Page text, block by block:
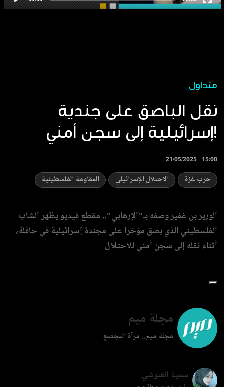
متداول
نقل الباصق على جندية
إسرائيلية إلى سجن أمني!
21/05/2025 - 15:00
حرب غزة الاحتلال الإسرائيلي المقاومة الفلسطينية
الوزير بن غفير وصفه بـ"الإرهابي".. مقطع فيديو يظهر الشاب
الفلسطيني الذي بصق مؤخرا على مجندة إسرائيلية في حافلة،
أثناء نقله إلى سجن أمني للاحتلال
مجلة ميم
مجلة ميم.. مرآة المجتمع
سمية الغنوشي